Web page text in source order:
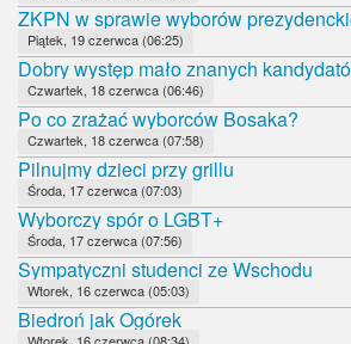
ZKPN w sprawie wyborów
Piątek, 19 czerwca (06:25)
Dobry występ mało znanych
Czwartek, 18 czerwca (06:46)
Po co zrażać wyborców Bosaka?
Czwartek, 18 czerwca (07:58)
Pilnujmy dzieci przy grillu
Środa, 17 czerwca (07:03)
Wyborczy spór o LGBT+
Środa, 17 czerwca (07:56)
Sympatyczni studenci ze Wschodu
Wtorek, 16 czerwca (05:03)
Biedroń jak Ogórek
Wtorek, 16 czerwca (08:34)